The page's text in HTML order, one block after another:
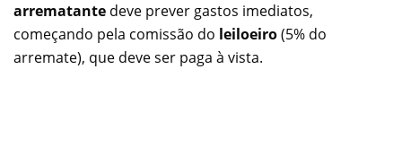
arrematante deve prever gastos imediatos,
começando pela comissão do leiloeiro(5% do
arremate), que deve ser paga à vista.